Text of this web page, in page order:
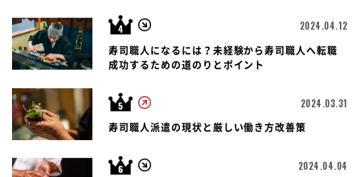
2024.04.12
寿司職人になるには？未経験から寿司職人へ転職
成功するための道のりとポイント
2024.03.31
寿司職人派遣の現状と厳しい働き方改善策
2024.04.04